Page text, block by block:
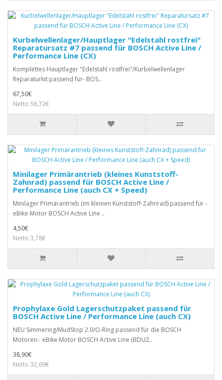
Kurbelwellenlager/Hauptlager "Edelstahl rostfrei"
Reparatursatz #7 passend für BOSCH Active Line /
Performance Line (CX)
Komplettes Hauptlager "Edelstahl rostfrei"/Kurbelwellenlager
Reparaturkit passend für- BOS..
67,50€
Netto 56,72€
Minilager Primärantrieb (kleines Kunststoff-
Zahnrad) passend für BOSCH Active Line /
Performance Line (auch CX + Speed)
Minilager Primärantrieb (im kleinen Kunststoff-Zahnrad) passend für -
eBike Motor BOSCH Active Line ..
4,50€
Netto 3,78€
Prophylaxe Gold Lagerschutzpaket passend für
BOSCH Active Line / Performance Line (auch CX)
NEU Simmering/MudStop 2.0/O-Ring passend für die BOSCH
Motoren:- eBike Motor BOSCH Active Line (BDU2..
38,90€
Netto 32,69€